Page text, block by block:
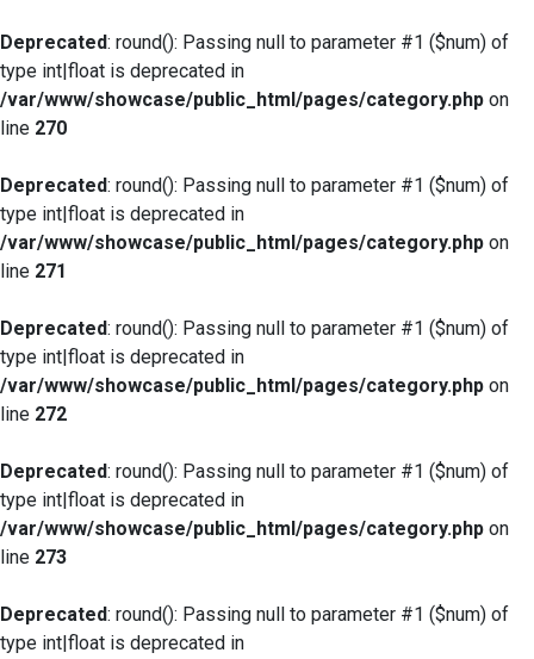
Deprecated: round(): Passing null to parameter #1 ($num) of
type int|float is deprecated in
/var/www/showcase/public_html/pages/category.php on
line 270
Deprecated: round(): Passing null to parameter #1 ($num) of
type int|float is deprecated in
/var/www/showcase/public_html/pages/category.php on
line 271
Deprecated: round(): Passing null to parameter #1 ($num) of
type int|float is deprecated in
/var/www/showcase/public_html/pages/category.php on
line 272
Deprecated: round(): Passing null to parameter #1 ($num) of
type int|float is deprecated in
/var/www/showcase/public_html/pages/category.php on
line 273
Deprecated: round(): Passing null to parameter #1 ($num) of
type int|float is deprecated in